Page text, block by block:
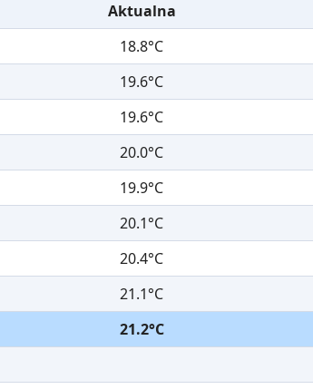
Aktualna
18.8°C
19.6°C
19.6°C
20.0°C
19.9°C
20.1°C
20.4°C
21.1°C
21.2°C